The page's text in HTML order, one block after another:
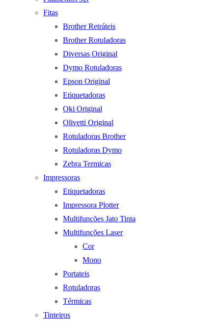
Fitas
Brother Retráteis
Brother Rotuladoras
Diversas Original
Dymo Rotuladoras
Epson Original
Etiquetadoras
Oki Original
Olivetti Original
Rotuladoras Brother
Rotuladoras Dymo
Zebra Termicas
Impressoras
Etiquetadoras
Impressora Plotter
Multifunções Jato Tinta
Multifunções Laser
Cor
Mono
Portateis
Rotuladoras
Térmicas
Tinteiros